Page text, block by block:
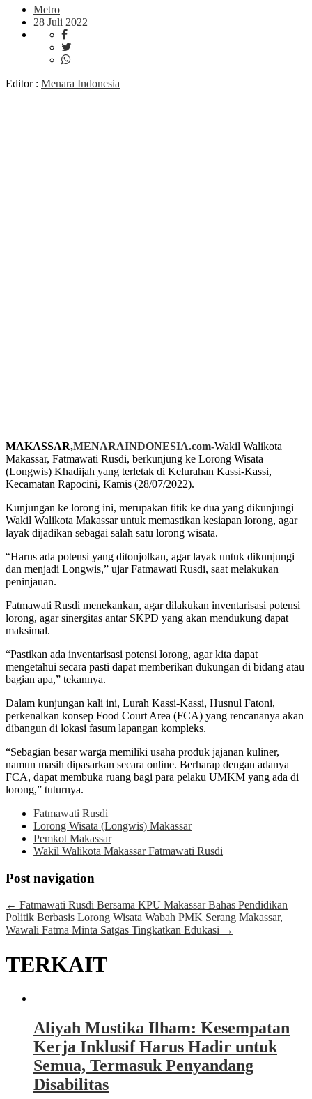
Metro
28 Juli 2022
Editor : Menara Indonesia
MAKASSAR,MENARAINDONESIA.com-Wakil Walikota
Makassar, Fatmawati Rusdi, berkunjung ke Lorong Wisata
(Longwis) Khadijah yang terletak di Kelurahan Kassi-Kassi,
Kecamatan Rapocini, Kamis (28/07/2022).
Kunjungan ke lorong ini, merupakan titik ke dua yang dikunjungi
Wakil Walikota Makassar untuk memastikan kesiapan lorong, agar
layak dijadikan sebagai salah satu lorong wisata.
“Harus ada potensi yang ditonjolkan, agar layak untuk dikunjungi
dan menjadi Longwis,” ujar Fatmawati Rusdi, saat melakukan
peninjauan.
Fatmawati Rusdi menekankan, agar dilakukan inventarisasi potensi
lorong, agar sinergitas antar SKPD yang akan mendukung dapat
maksimal.
“Pastikan ada inventarisasi potensi lorong, agar kita dapat
mengetahui secara pasti dapat memberikan dukungan di bidang atau
bagian apa,” tekannya.
Dalam kunjungan kali ini, Lurah Kassi-Kassi, Husnul Fatoni,
perkenalkan konsep Food Court Area (FCA) yang rencananya akan
dibangun di lokasi fasum lapangan kompleks.
“Sebagian besar warga memiliki usaha produk jajanan kuliner,
namun masih dipasarkan secara online. Berharap dengan adanya
FCA, dapat membuka ruang bagi para pelaku UMKM yang ada di
lorong,” tuturnya.
Fatmawati Rusdi
Lorong Wisata (Longwis) Makassar
Pemkot Makassar
Wakil Walikota Makassar Fatmawati Rusdi
Post navigation
← Fatmawati Rusdi Bersama KPU Makassar Bahas Pendidikan
Politik Berbasis Lorong Wisata Wabah PMK Serang Makassar,
Wawali Fatma Minta Satgas Tingkatkan Edukasi →
TERKAIT
Aliyah Mustika Ilham: Kesempatan
Kerja Inklusif Harus Hadir untuk
Semua, Termasuk Penyandang
Disabilitas